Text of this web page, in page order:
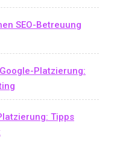
SEO-Betreuung
Platzierung:
Tipps